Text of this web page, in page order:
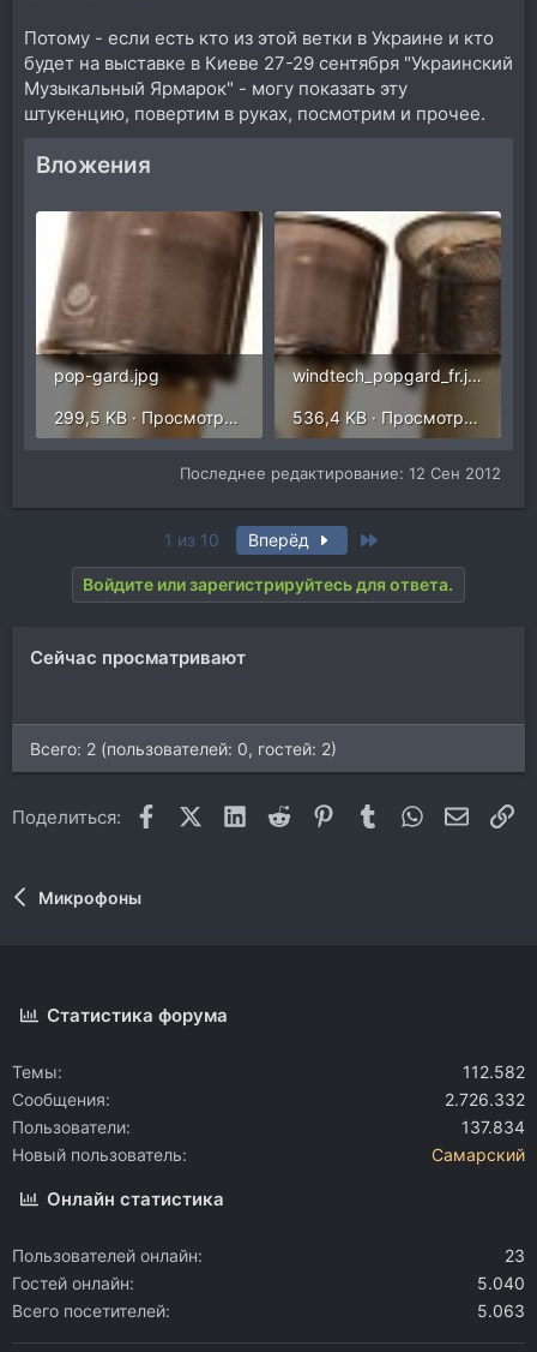
Потому - если есть кто из этой ветки в Украине и кто
будет на выставке в Киеве 27-29 сентября "Украинский
Музыкальный Ярмарок" - могу показать эту
штукенцию, повертим в руках, посмотрим и прочее.
Вложения
pop-gard.jpg
299,5 KB · Просмотры: 2
windtech_popgard_fr.jpg
536,4 KB · Просмотры: 5
Последнее редактирование: 12 Сен 2012
1 из 10 Вперёд
Войдите или зарегистрируйтесь для ответа.
Сейчас просматривают
Всего: 2 (пользователей: 0, гостей: 2)
Поделиться: FacebookX (Twitter)
LinkedIn
Reddit Pinterest
Tumblr WhatsApp
Микрофоны
Статистика форума
Темы
112.582
Сообщения
2.726.332
Пользователи
137.834
Новый пользователь
Самарский
Онлайн статистика
Пользователей онлайн
23
Гостей онлайн
5.040
Всего посетителей
5.063